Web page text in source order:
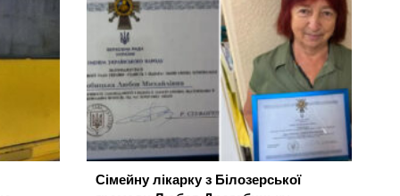
Сімейну лікарку з Білозерської